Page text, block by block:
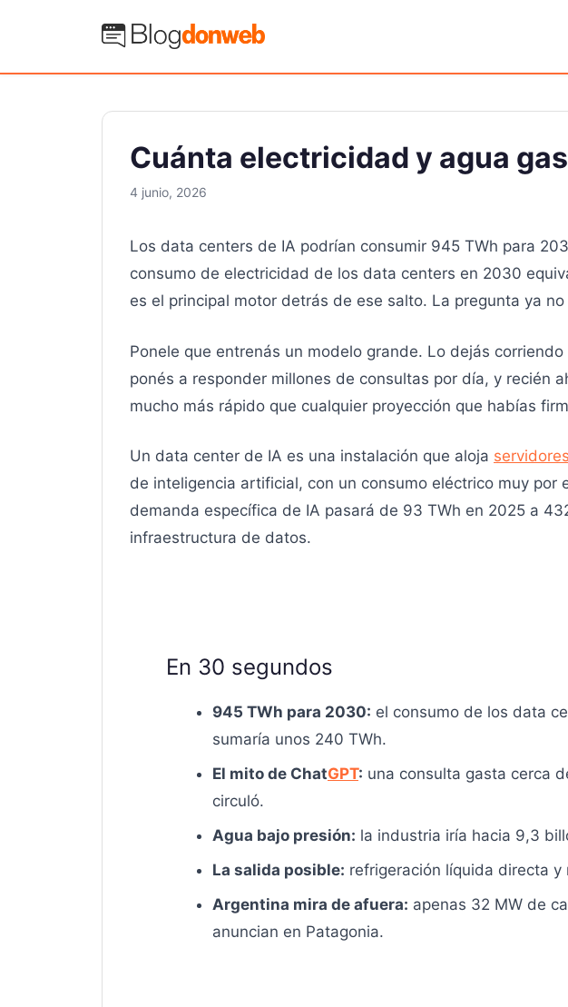
Blog Donweb
Cuánta electricidad y agua
4 junio, 2026
Los data centers de IA podrían consumir 945 TWh para
consumo de electricidad de los data centers en 2030
es el principal motor detrás de ese salto. La pregunta ya
Ponele que entrenás un modelo grande. Lo dejás
ponés a responder millones de consultas por día, y recién
mucho más rápido que cualquier proyección que habías
Un data center de IA es una instalación que aloja
de inteligencia artificial, con un consumo eléctrico muy
demanda específica de IA pasará de 93 TWh en 2025 a
infraestructura de datos.
En 30 segundos
945 TWh para 2030: el consumo de los data
sumaría unos 240 TWh.
El mito de ChatGPT: una consulta gasta cerca
circuló.
Agua bajo presión: la industria iría hacia 9,3
La salida posible: refrigeración líquida directa
Argentina mira de afuera: apenas 32 MW de
anuncian en Patagonia.